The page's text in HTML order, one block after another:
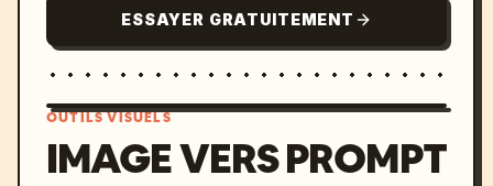
ESSAYER GRATUITEMENT
OUTILS VISUELS
IMAGE VERS PROMPT